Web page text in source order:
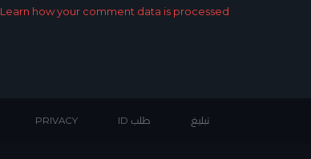
Learn how your comment data is processed.
تبليغ طلب ID PRIVACY